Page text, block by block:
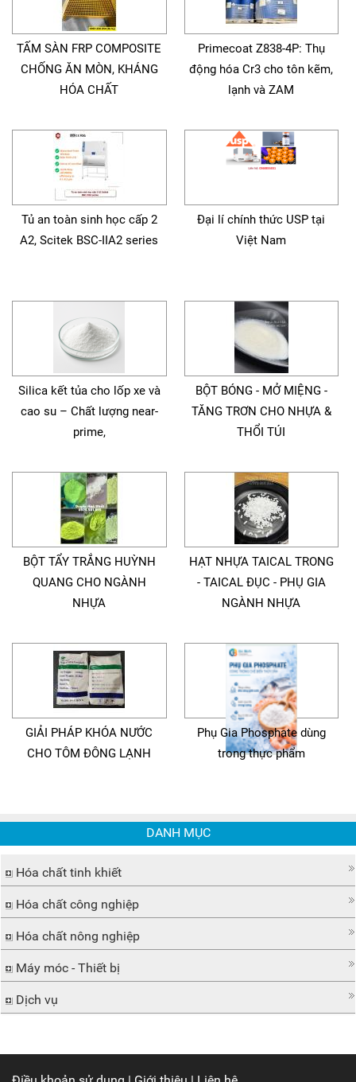
TẤM SÀN FRP COMPOSITE
CHỐNG ĂN MÒN, KHÁNG
HÓA CHẤT
Primecoat Z838-4P: Thụ
động hóa Cr3 cho tôn kẽm,
lạnh và ZAM
Tủ an toàn sinh học cấp 2
A2, Scitek BSC-IIA2 series
Đại lí chính thức USP tại
Việt Nam
Silica kết tủa cho lốp xe và
cao su – Chất lượng near-
prime,
BỘT BÓNG - MỞ MIỆNG -
TĂNG TRƠN CHO NHỰA &
THỔI TÚI
BỘT TẨY TRẮNG HUỲNH
QUANG CHO NGÀNH
NHỰA
HẠT NHỰA TAICAL TRONG
- TAICAL ĐỤC - PHỤ GIA
NGÀNH NHỰA
GIẢI PHÁP KHÓA NƯỚC
CHO TÔM ĐÔNG LẠNH
Phụ Gia Phosphate dùng
trong thực phẩm
DANH MỤC
Hóa chất tinh khiết
Hóa chất công nghiệp
Hóa chất nông nghiệp
Máy móc - Thiết bị
Dịch vụ